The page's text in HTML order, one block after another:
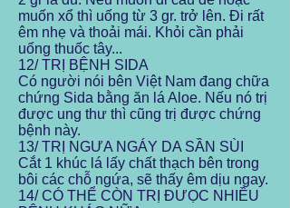
muốn xổ thì uống từ 3 gr. trở lên. Đi rất
êm nhẹ và thoải mái. Khỏi cần phải
uống thuốc tây...
12/ TRỊ BỆNH SIDA
Có người nói bên Việt Nam đang chữa
chứng Sida bằng ăn lá Aloe. Nếu nó trị
được ung thư thì cũng trị được chứng
bệnh này.
13/ TRỊ NGƯA NGÁY DA SẦN SÙI
Cắt 1 khúc lá lấy chất thạch bên trong
bôi các chỗ ngứa, sẽ thấy êm dịu ngay.
14/ CÓ THỂ CÒN TRỊ ĐƯỌC NHIỀU